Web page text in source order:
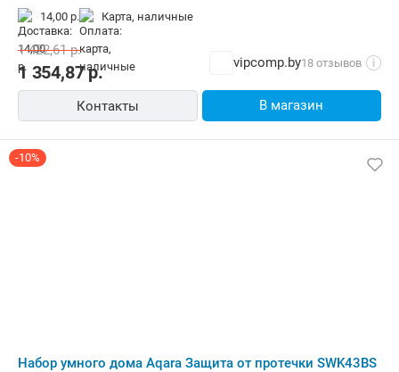
Размещение:
14,00 р. карта, наличные
1 354,87р.
1 422,61р.
vipcomp.by18 отзывов i
Контакты В магазин
-10%
Набор умного дома Aqara Защита от протечки SWK43BS